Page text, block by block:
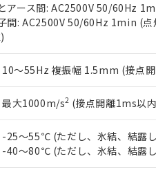
アース間: AC2500V 50/60Hz
間: AC2500V 50/60Hz 1min (点
10～55Hz 複振幅 1.5mm (接点
最大1000m/s2 (接点開離1ms以
-25～55℃ (ただし、氷結、結露
-40～80℃ (ただし、氷結、結露
明書は発行日時点で非含有を証
RoHS指令のフタル酸エステ
ることから備考欄に対応日を記
社にて対応品への在庫切替を
しております。